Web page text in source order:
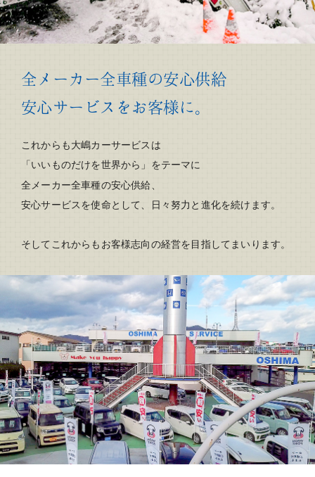
全メーカー全車種の安心供給
安心サービスをお客様に。
これからも大嶋カーサービスは
「いいものだけを世界から」 をテーマに
全メーカー全車種の安心供給、
安心サービスを使命として、日々努力と進化を続けます。
そしてこれからもお客様志向の経営を目指してまいります。